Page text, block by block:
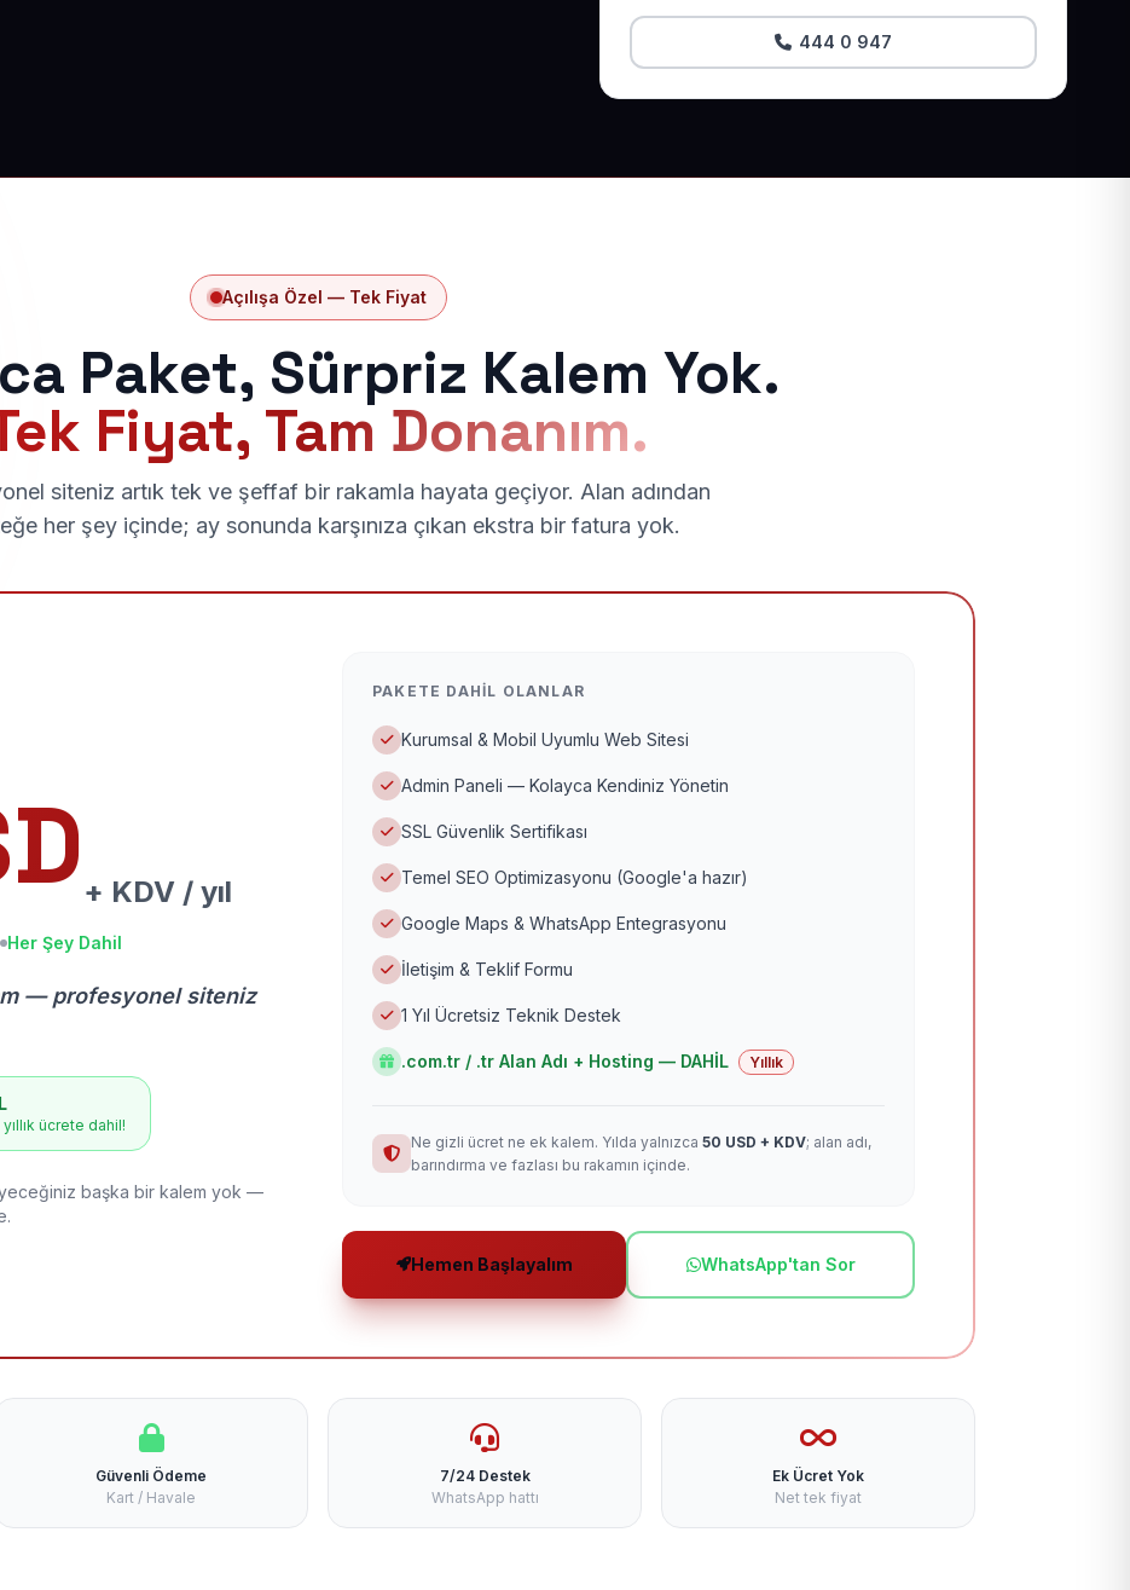
444 0 947
Açılışa Özel — Tek Fiyat
Paket, Sürpriz Kalem Yok.
Fiyat, Tam Donanım.
siteniz artık tek ve şeffaf bir rakamla hayata geçiyor. Alan adından
her şey içinde; ay sonunda karşınıza çıkan ekstra bir fatura yok.
+ KDV / yıl
Her Şey Dahil
— profesyonel siteniz
ücrete dahil!
başka bir kalem yok —
PAKETE DAHIL OLANLAR
Kurumsal & Mobil Uyumlu Web Sitesi
Admin Paneli — Kolayca Kendiniz Yönetin
SSL Güvenlik Sertifikası
Temel SEO Optimizasyonu (Google'a hazır)
Google Maps & WhatsApp Entegrasyonu
İletişim & Teklif Formu
1 Yıl Ücretsiz Teknik Destek
.com.tr / .tr Alan Adı + Hosting — DAHİL Yıllık
Ne gizli ücret ne ek kalem. Yılda yalnızca 50 USD + KDV; alan adı,
barındırma ve fazlası bu rakamın içinde.
Hemen Başlayalım WhatsApp'tan Sor
Güvenli Ödeme
Kart / Havale
7/24 Destek
WhatsApp hattı
Ek Ücret Yok
Net tek fiyat